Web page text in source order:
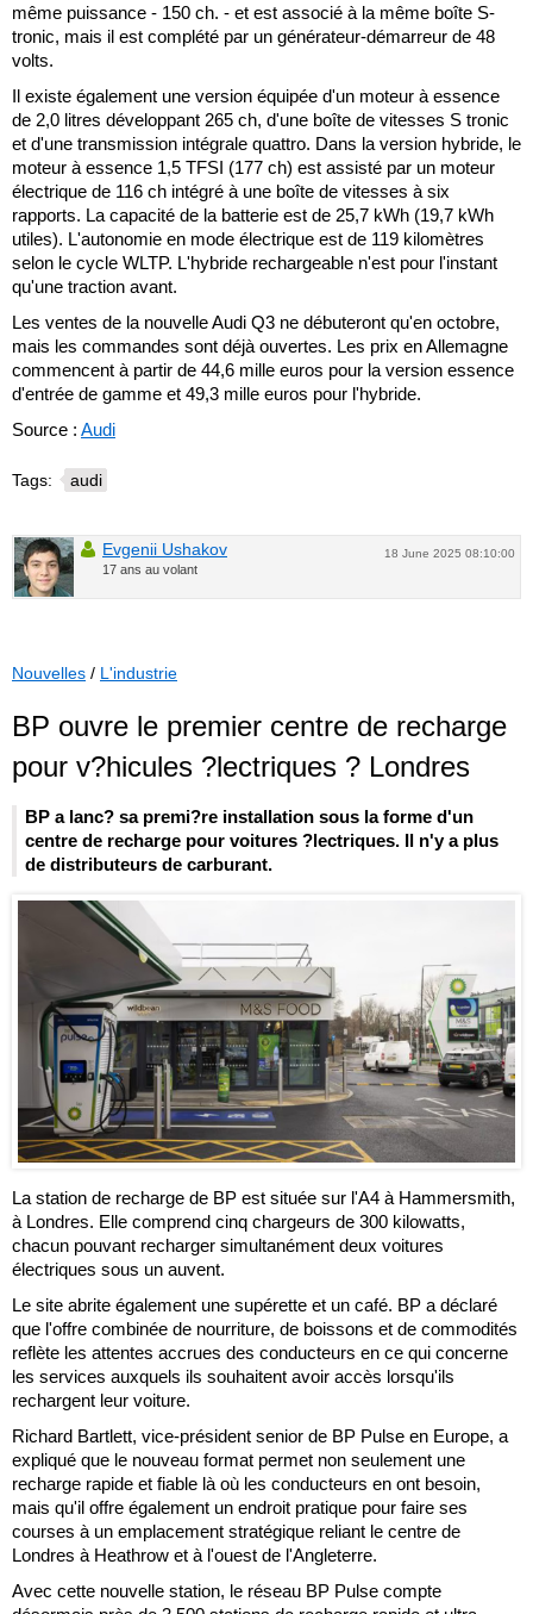
même puissance - 150 ch. - et est associé à la même boîte S-
tronic, mais il est complété par un générateur-démarreur de 48
volts.
Il existe également une version équipée d'un moteur à essence
de 2,0 litres développant 265 ch, d'une boîte de vitesses S tronic
et d'une transmission intégrale quattro. Dans la version hybride, le
moteur à essence 1,5 TFSI (177 ch) est assisté par un moteur
électrique de 116 ch intégré à une boîte de vitesses à six
rapports. La capacité de la batterie est de 25,7 kWh (19,7 kWh
utiles). L'autonomie en mode électrique est de 119 kilomètres
selon le cycle WLTP. L'hybride rechargeable n'est pour l'instant
qu'une traction avant.
Les ventes de la nouvelle Audi Q3 ne débuteront qu'en octobre,
mais les commandes sont déjà ouvertes. Les prix en Allemagne
commencent à partir de 44,6 mille euros pour la version essence
d'entrée de gamme et 49,3 mille euros pour l'hybride.
Source : Audi
Tags: audi
18 June 2025 08:10:00
Evgenii Ushakov
17 ans au volant
Nouvelles / L'industrie
BP ouvre le premier centre de recharge
pour v?hicules ?lectriques ? Londres
BP a lanc? sa premi?re installation sous la forme d'un
centre de recharge pour voitures ?lectriques. Il n'y a plus
de distributeurs de carburant.
La station de recharge de BP est située sur l'A4 à Hammersmith,
à Londres. Elle comprend cinq chargeurs de 300 kilowatts,
chacun pouvant recharger simultanément deux voitures
électriques sous un auvent.
Le site abrite également une supérette et un café. BP a déclaré
que l'offre combinée de nourriture, de boissons et de commodités
reflète les attentes accrues des conducteurs en ce qui concerne
les services auxquels ils souhaitent avoir accès lorsqu'ils
rechargent leur voiture.
Richard Bartlett, vice-président senior de BP Pulse en Europe, a
expliqué que le nouveau format permet non seulement une
recharge rapide et fiable là où les conducteurs en ont besoin,
mais qu'il offre également un endroit pratique pour faire ses
courses à un emplacement stratégique reliant le centre de
Londres à Heathrow et à l'ouest de l'Angleterre.
Avec cette nouvelle station, le réseau BP Pulse compte